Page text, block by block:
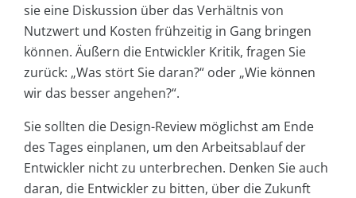
sie eine Diskussion über das Verhältnis von
Nutzwert und Kosten frühzeitig in Gang bringen
können. Äußern die Entwickler Kritik, fragen Sie
zurück: „Was stört Sie daran?“ oder „Wie können
wir das besser angehen?“.
Sie sollten die Design-Review möglichst am Ende
des Tages einplanen, um den Arbeitsablauf der
Entwickler nicht zu unterbrechen. Denken Sie auch
daran, die Entwickler zu bitten, über die Zukunft